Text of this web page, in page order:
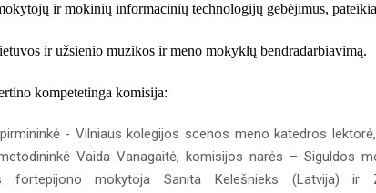
ir mokinių informacinių technologijų gebėjimus,
ir užsienio muzikos ir meno mokyklų bendradarbiavimą.
kompetetinga komisija:
- Vilniaus kolegijos scenos meno katedros
Vaida Vanagaitė, komisijos narės – Siguldos
fortepijono mokytoja Sanita Kelešnieks (Latvija)